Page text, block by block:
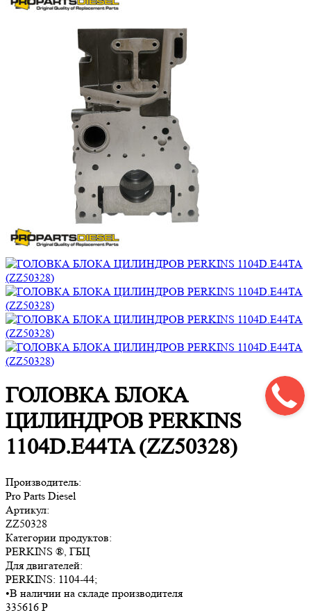
ГОЛОВКА БЛОКА
ЦИЛИНДРОВ PERKINS
1104D.E44TA (ZZ50328)
Производитель:
Pro Parts Diesel
Артикул:
ZZ50328
Категории продуктов:
PERKINS ®, ГБЦ
Для двигателей:
PERKINS: 1104-44;
•В наличии на складе производителя
335616 Р